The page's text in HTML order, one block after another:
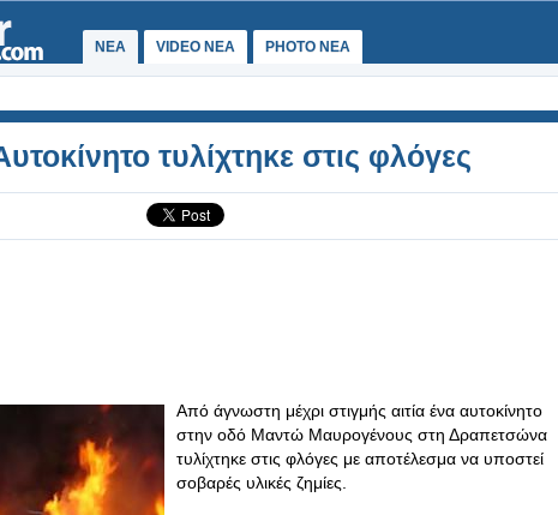
ΝΕΑ VIDEO NEA PHOTO NEA
τυλίχτηκε στις φλόγες
Από άγνωστη μέχρι στιγμής αιτία ένα αυτοκίνητο
στην οδό Μαντώ Μαυρογένους στη Δραπετσώνα
τυλίχτηκε στις φλόγες με αποτέλεσμα να υποστεί
σοβαρές υλικές ζημίες.